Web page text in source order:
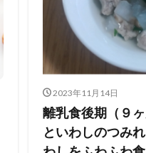
2023年11月14日
離乳食後期（９
といわしのつみ